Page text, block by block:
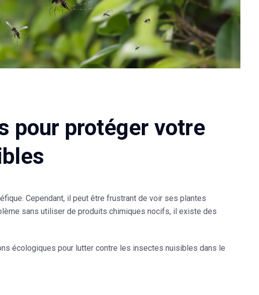
pour protéger votre
Cependant, il peut être frustrant de voir ses plantes
sans utiliser de produits chimiques nocifs, il existe des
écologiques pour lutter contre les insectes nuisibles dans le